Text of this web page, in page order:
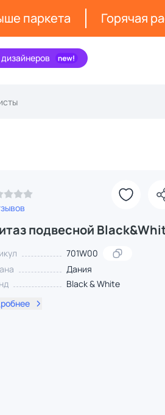
паркета Горячая
подвесной
701W00
Дания
Black & White